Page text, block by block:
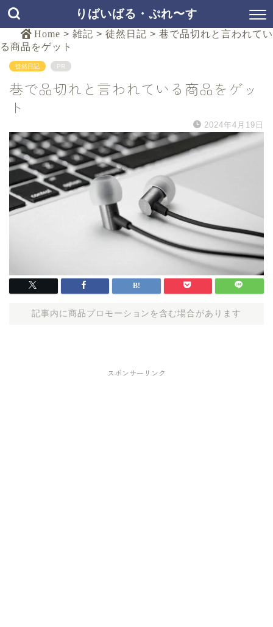
りばいばる・ぷれ〜す
Home > 雑記 > 徒然日記 > 巷で品切れと言われてい
る商品をゲット
徒然日記 PR
巷で品切れと言われている商品をゲッ
ト
2024年4月19日
記事内に商品プロモーションを含む場合があります
スポンサーリンク